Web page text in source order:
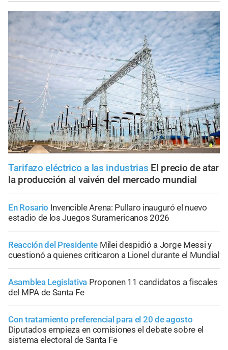
Tarifazo eléctrico a las industrias El precio de atar
la producción al vaivén del mercado mundial
En Rosario Invencible Arena: Pullaro inauguró el nuevo
estadio de los Juegos Suramericanos 2026
Reacción del Presidente Milei despidió a Jorge Messi y
cuestionó a quienes criticaron a Lionel durante el Mundial
Asamblea Legislativa Proponen 11 candidatos a fiscales
del MPA de Santa Fe
Con tratamiento preferencial para el 20 de agosto
Diputados empieza en comisiones el debate sobre el
sistema electoral de Santa Fe